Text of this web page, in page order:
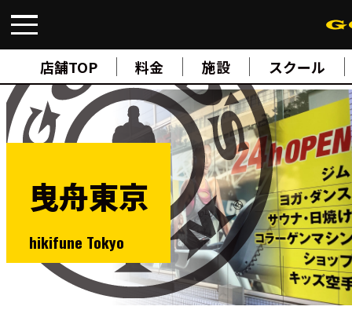
店舗TOP 料金 施設 スクール
FIND A GYM 店舗検索
ABOUTゴールドジムについて
SUPPORT トレーニングサポート
STUDIO スタジオ
NEWSニュース
SHOPオンラインストア
曳舟東京
hikifune Tokyo